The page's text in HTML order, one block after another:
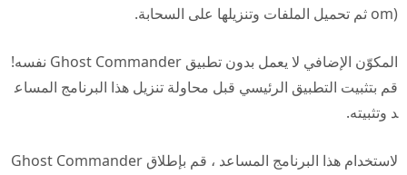
om) ثم تحميل الملفات وتنزيلها على السحابة.
المكوّن الإضافي لا يعمل بدون تطبيق Ghost Commander نفسه!
قم بتثبيت التطبيق الرئيسي قبل محاولة تنزيل هذا البرنامج المساع
د وتثبيته.
لاستخدام هذا البرنامج المساعد ، قم بإطلاق Ghost Commander